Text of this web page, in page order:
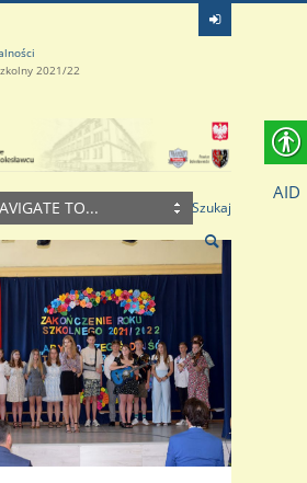
2021/22
TO... Szukaj
AID